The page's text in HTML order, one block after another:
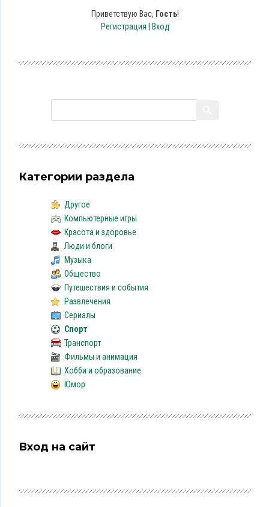
Приветствую Вас, Гость!
Регистрация
Вход
Категории раздела
Другое
Компьютерные игры
Красота и здоровье
Люди и блоги
Музыка
Общество
Путешествия и события
Развлечения
Сериалы
Спорт
Транспорт
Фильмы и анимация
Хобби и образование
Юмор
Вход на сайт